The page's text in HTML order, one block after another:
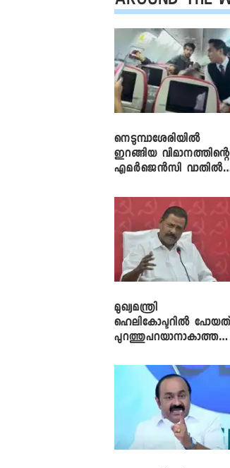
നെടുമ്പാശേരിയിൽ
ഇറങ്ങിയ വിമാനത്തിന്റെ
എമർജെൻസി വാതിൽ
മുഖ്യമന്ത്രി
ഹെലികോപ്ടറിൽ പോയത്
പുറത്തുപറയാനാകാത്ത
ഗോവിന്ദൻ